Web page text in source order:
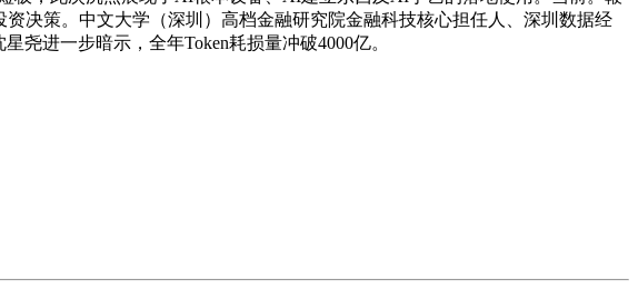
决策。中文大学（深圳）高档金融研究院金融科技核心担任人、深圳数据经
进一步暗示，全年Token耗损量冲破4000亿。